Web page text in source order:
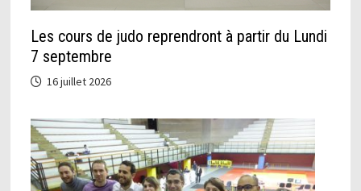
Les cours de judo reprendront à partir du Lundi
7 septembre
16 juillet 2026